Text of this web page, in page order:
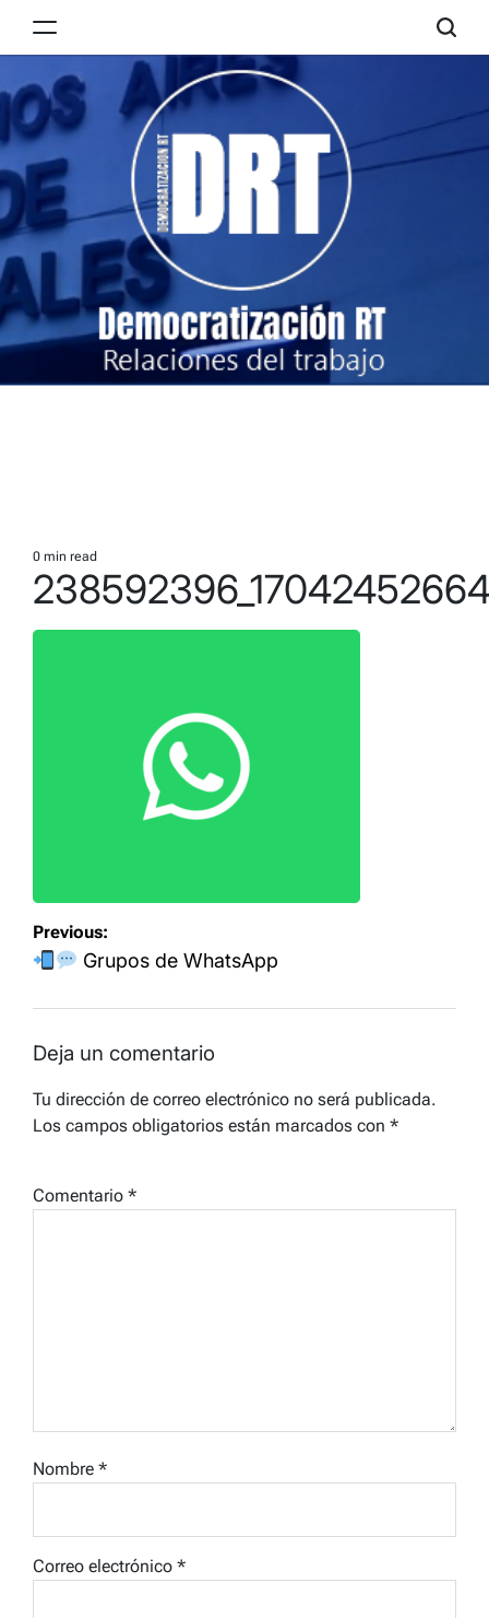
RT
Estimated
read
time
0 min read
Navegación
de
Previous:
Grupos de WhatsApp
Deja un comentario
Tu dirección de correo electrónico no será publicada.
Los campos obligatorios están marcados con *
Comentario *
Nombre *
Correo electrónico *